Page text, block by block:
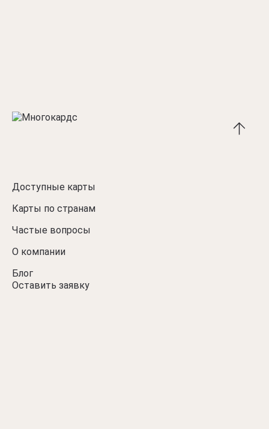
Доступные карты
Карты по странам
Частые вопросы
О компании
Блог
Оставить заявку